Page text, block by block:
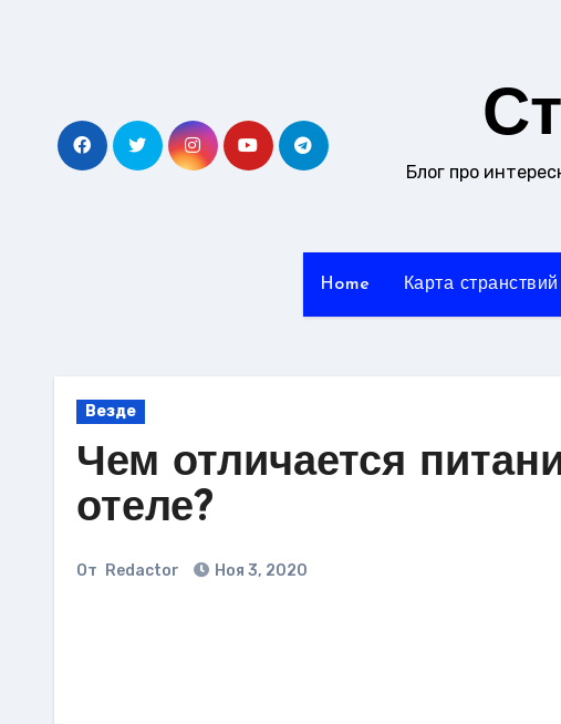
Блог про
Home Карта странствий
Везде
Чем отличается
отеле?
От Redactor Ноя 3, 2020